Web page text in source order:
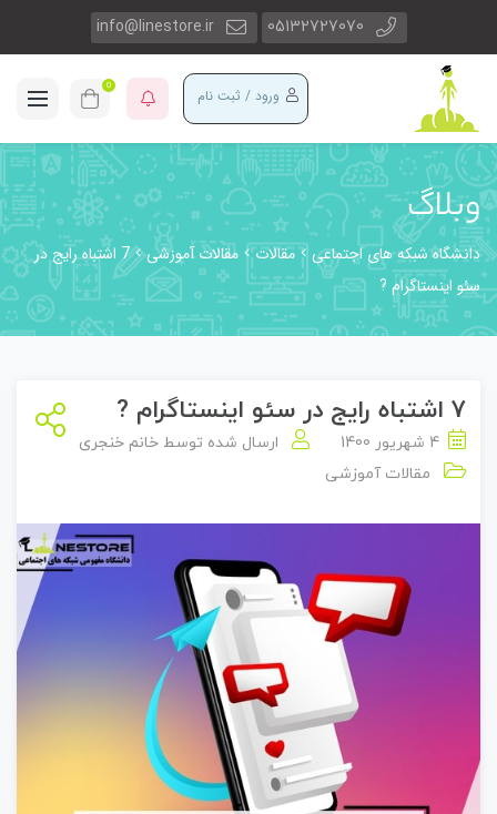
05132727070
info@linestore.ir
ورود / ثبت نام 0
وبلاگ
دانشگاه شبکه های اجتماعی مقالات مقالات آموزشی
7 اشتباه رایج در
سئو اینستاگرام ?
7 اشتباه رایج در سئو اینستاگرام ?
4 شهریور 1400 ارسال شده توسط خانم خنجری
مقالات آموزشی